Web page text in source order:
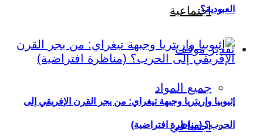
اجتماعية
تقدير موقف
جميع المواد
اجتماعي
العبودية؟
إثيوبيا وإريتريا وجبهة تيغراي: من يجر القرن الإفريقي إلى
الحرب؟ (مناظرة افتراضية)